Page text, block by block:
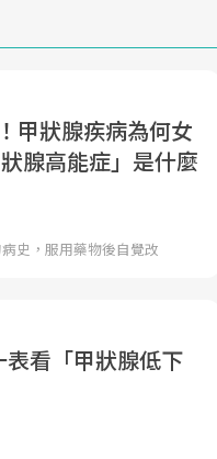
甲狀腺疾病為何女
腺高能症」是什麼
史，服用藥物後自覺改
看「甲狀腺低下